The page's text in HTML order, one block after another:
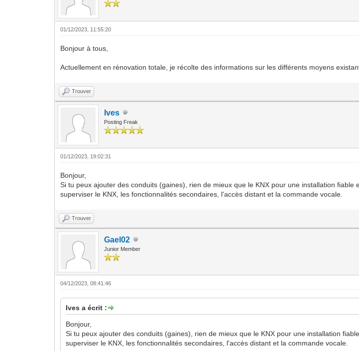
01/12/2023, 11:55:20
Bonjour à tous,
Actuellement en rénovation totale, je récolte des informations sur les différents moyens
Trouver
Ives
Posting Freak
01/12/2023, 19:02:31
Bonjour,
Si tu peux ajouter des conduits (gaines), rien de mieux que le KNX pour une installation
superviser le KNX, les fonctionnalités secondaires, l'accès distant et la commande vocale.
Trouver
Gael02
Junior Member
04/12/2023, 08:41:46
Ives a écrit :
Bonjour,
Si tu peux ajouter des conduits (gaines), rien de mieux que le KNX pour une installation
superviser le KNX, les fonctionnalités secondaires, l'accès distant et la commande vocale.